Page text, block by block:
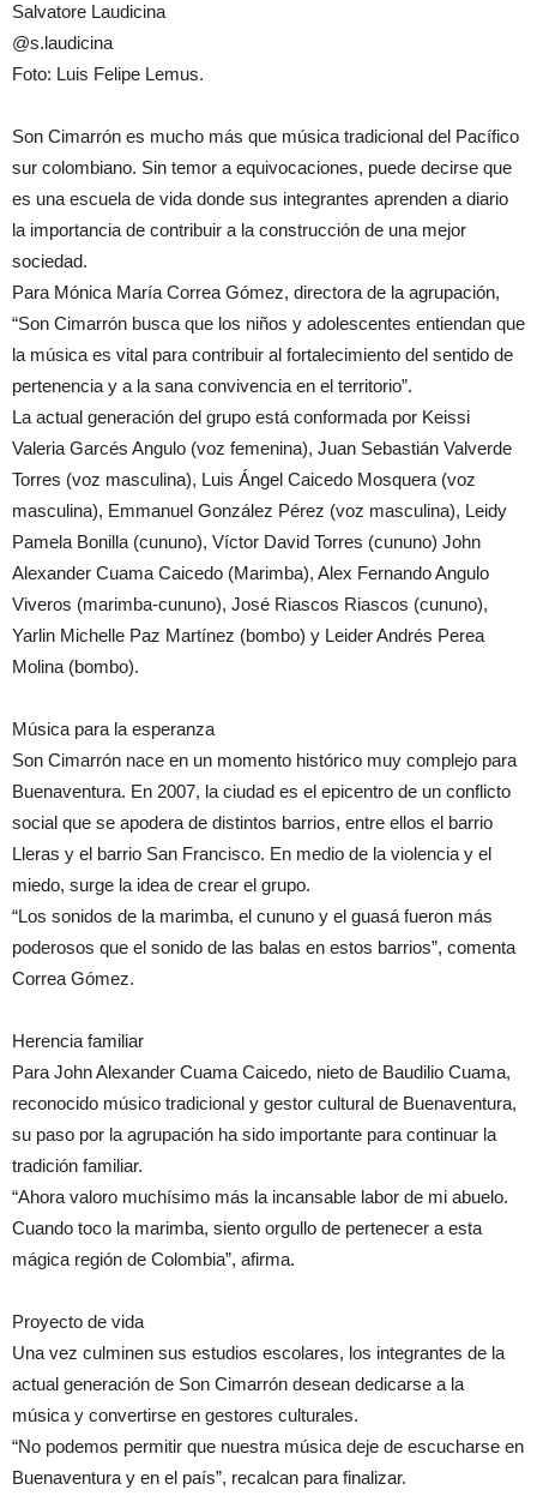
Salvatore Laudicina
@s.laudicina
Foto: Luis Felipe Lemus.
Son Cimarrón es mucho más que música tradicional del Pacífico
sur colombiano. Sin temor a equivocaciones, puede decirse que
es una escuela de vida donde sus integrantes aprenden a diario
la importancia de contribuir a la construcción de una mejor
sociedad.
Para Mónica María Correa Gómez, directora de la agrupación,
“Son Cimarrón busca que los niños y adolescentes entiendan que
la música es vital para contribuir al fortalecimiento del sentido de
pertenencia y a la sana convivencia en el territorio”.
La actual generación del grupo está conformada por Keissi
Valeria Garcés Angulo (voz femenina), Juan Sebastián Valverde
Torres (voz masculina), Luis Ángel Caicedo Mosquera (voz
masculina), Emmanuel González Pérez (voz masculina), Leidy
Pamela Bonilla (cununo), Víctor David Torres (cununo) John
Alexander Cuama Caicedo (Marimba), Alex Fernando Angulo
Viveros (marimba-cununo), José Riascos Riascos (cununo),
Yarlin Michelle Paz Martínez (bombo) y Leider Andrés Perea
Molina (bombo).
Música para la esperanza
Son Cimarrón nace en un momento histórico muy complejo para
Buenaventura. En 2007, la ciudad es el epicentro de un conflicto
social que se apodera de distintos barrios, entre ellos el barrio
Lleras y el barrio San Francisco. En medio de la violencia y el
miedo, surge la idea de crear el grupo.
“Los sonidos de la marimba, el cununo y el guasá fueron más
poderosos que el sonido de las balas en estos barrios”, comenta
Correa Gómez.
Herencia familiar
Para John Alexander Cuama Caicedo, nieto de Baudilio Cuama,
reconocido músico tradicional y gestor cultural de Buenaventura,
su paso por la agrupación ha sido importante para continuar la
tradición familiar.
“Ahora valoro muchísimo más la incansable labor de mi abuelo.
Cuando toco la marimba, siento orgullo de pertenecer a esta
mágica región de Colombia”, afirma.
Proyecto de vida
Una vez culminen sus estudios escolares, los integrantes de la
actual generación de Son Cimarrón desean dedicarse a la
música y convertirse en gestores culturales.
“No podemos permitir que nuestra música deje de escucharse en
Buenaventura y en el país”, recalcan para finalizar.